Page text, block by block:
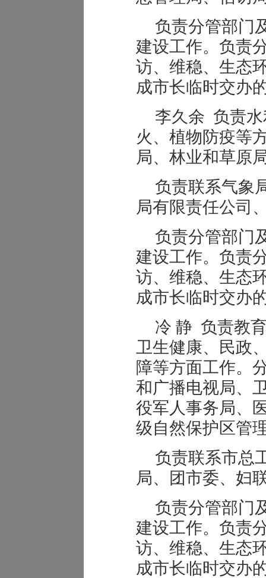
负责分管部门
建设工作。负责
访、维稳、生态
成市长临时交办
李久余 负责
火、植物防疫等
局、林业和草原
负责联系气象
局有限责任公司
负责分管部门
建设工作。负责
访、维稳、生态
成市长临时交办
冷 静 负责教
卫生健康、民政
障等方面工作。
和广播电视局、
役军人事务局、
级自然保护区管
负责联系市总
局、团市委、妇
负责分管部门
建设工作。负责
访、维稳、生态
成市长临时交办